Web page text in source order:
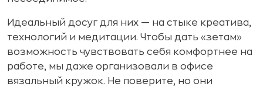
Идеальный досуг для них — на стыке креатива,
технологий и медитации. Чтобы дать «зетам»
возможность чувствовать себя комфортнее на
работе, мы даже организовали в офисе
вязальный кружок. Не поверите, но они